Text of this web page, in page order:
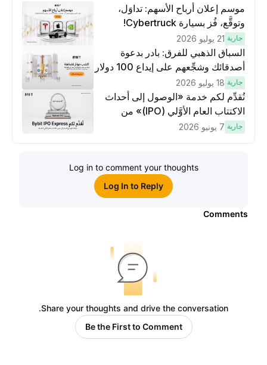
موسم إعلان أرباح الأسهم: تداوَل،
وتوقَّع، فُز بسيارة Cybertruck!
جارية 21 يوليو 2026
السباق الذهبي للفرق: بادر بدعوة
أصدقائك وشجِّعهم على إيداع 100 دولار
لكسَب مكافآت مُضاعَفة
جارية 18 يوليو 2026
نُقدِّم لكم خدمة «الوصول إلى أحداث
الاكتتاب العام الأوَّلي (IPO)» من
Bybit، بوابتك للوصول المبكر إلى فرص
جارية 7 يونيو 2026
Log in to comment your thoughts
Log In to Reply
Comments
Share your thoughts and drive the conversation.
Be the First to Comment